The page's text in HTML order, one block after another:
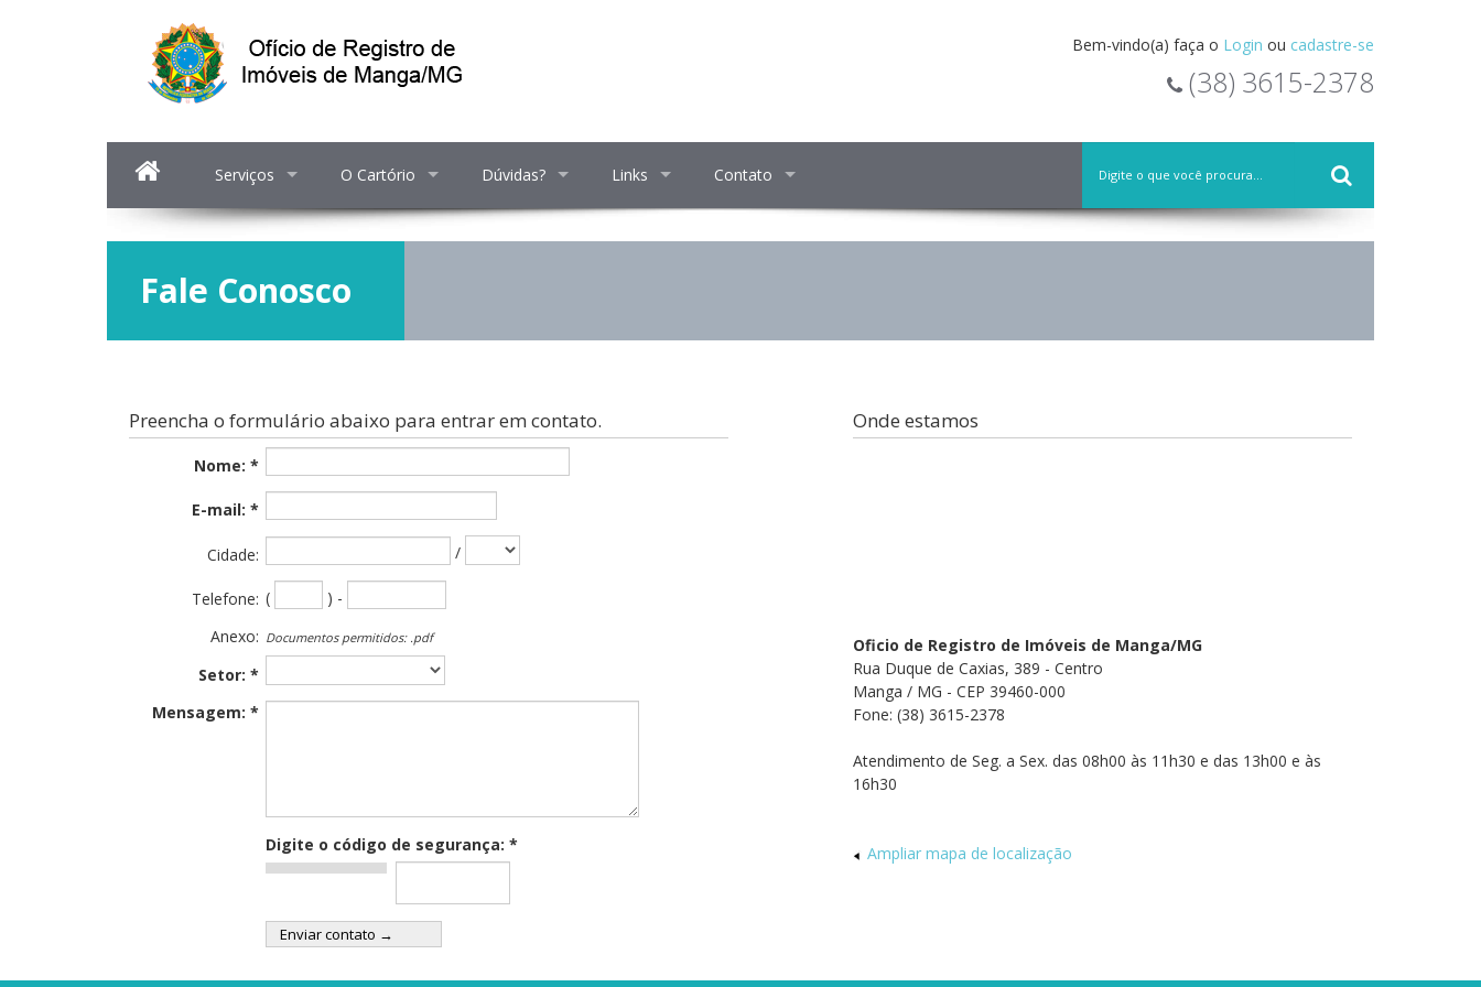
Bem-vindo(a) faça o Login ou cadastre-se
(38) 3615-2378
Serviços O Cartório Dúvidas? Links Contato
Fale Conosco
Preencha o formulário abaixo para entrar em contato.
Nome: *
E-mail: *
Cidade: /
Telefone: (
) -
Anexo: Documentos permitidos: .pdf
Setor: *
Mensagem: *
Digite o código de segurança: *
Onde estamos
Oficio de Registro de Imóveis de Manga/MG
Rua Duque de Caxias, 389 - Centro
Manga / MG - CEP 39460-000
Fone: (38) 3615-2378
Atendimento de Seg. a Sex. das 08h00 às 11h30 e das 13h00 e às
16h30
Ampliar mapa de localização